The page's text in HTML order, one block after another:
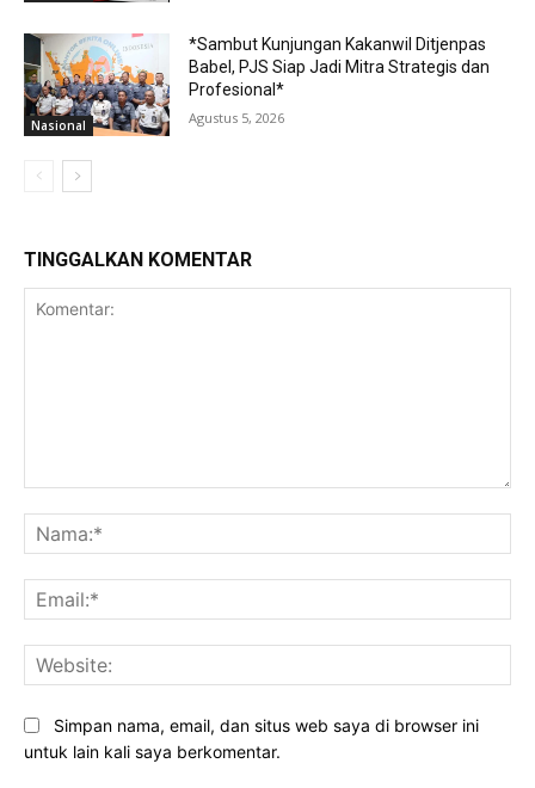
Nasional
*Sambut Kunjungan Kakanwil Ditjenpas
Babel, PJS Siap Jadi Mitra Strategis dan
Profesional*
Agustus 5, 2026
TINGGALKAN KOMENTAR
Simpan nama, email, dan situs web saya di browser ini
untuk lain kali saya berkomentar.